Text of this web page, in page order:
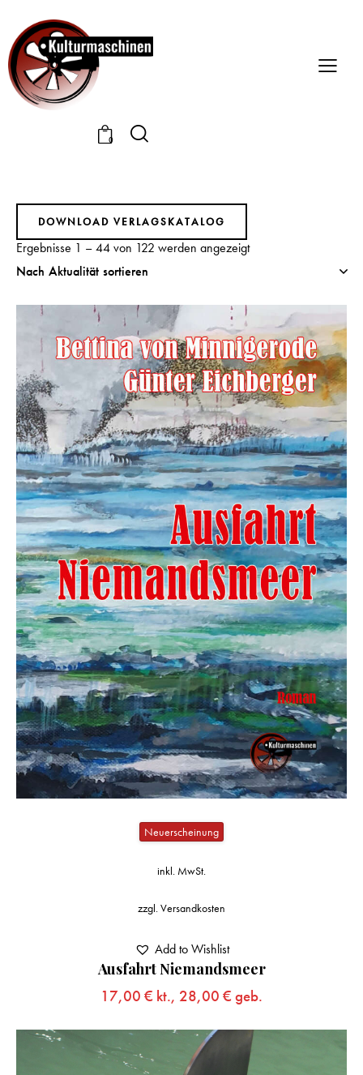
0
DOWNLOAD VERLAGSKATALOG
Ergebnisse 1 – 44 von 122 werden angezeigt
Ausfahrt Niemandsmeer
17,00 € kt., 28,00 € geb.
Neuerscheinung
inkl. MwSt.
zzgl.Versandkosten
Add to Wishlist